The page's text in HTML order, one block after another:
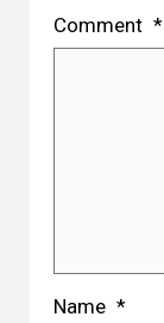
Comment *
Name *